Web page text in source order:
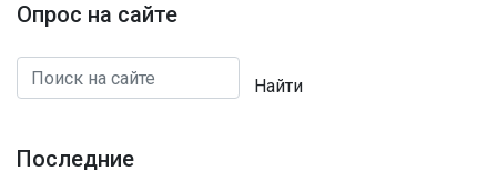
Опрос на сайте
Найти
Последние